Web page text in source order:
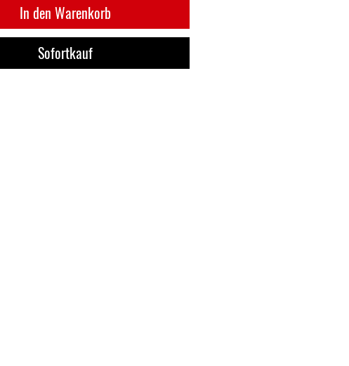
In den Warenkorb
Sofortkauf